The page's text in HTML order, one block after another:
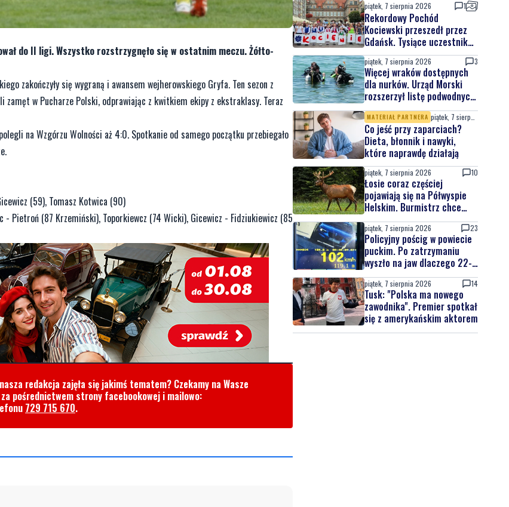
do II ligi. Wszystko rozstrzygnęło się w ostatnim meczu. Żółto-
zakończyły się wygraną i awansem wejherowskiego Gryfa. Ten sezon z
zamęt w Pucharze Polski, odprawiając z kwitkiem ekipy z ekstraklasy. Teraz
na Wzgórzu Wolności aż 4:0. Spotkanie od samego początku przebiegało
(59), Tomasz Kotwica (90)
- Pietroń (87 Krzemiński), Toporkiewcz (74 Wicki), Gicewicz - Fidziukiewicz (85
redakcja zajęła się jakimś tematem? Czekamy na Wasze
pośrednictwem strony facebookowej i mailowo:
729 715 670.
piątek, 7 sierpnia 2026 1
Rekordowy Pochód
Kociewski przeszedł przez
Gdańsk. Tysiące uczestników
na jubileuszowej edycji
piątek, 7 sierpnia 2026 3
Więcej wraków dostępnych
dla nurków. Urząd Morski
rozszerzył listę podwodnych
atrakcji
MATERIAŁ PARTNERA
Co jeść przy zaparciach?
Dieta, błonnik i nawyki,
które naprawdę działają
piątek, 7 sierpnia 2026 10
Łosie coraz częściej
pojawiają się na Półwyspie
Helskim. Burmistrz chce
nowych znaków drogowych
piątek, 7 sierpnia 2026 23
Policyjny pościg w powiecie
puckim. Po zatrzymaniu
wyszło na jaw dlaczego 22-
latek uciekał
piątek, 7 sierpnia 2026 14
Tusk: "Polska ma nowego
zawodnika". Premier spotkał
się z amerykańskim aktorem